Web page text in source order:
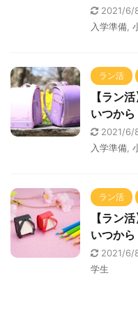
2021/6/
入学準備
ラン活
【ラン
いつか
2021/6/
入学準備
ラン活
【ラン
いつか
2021/6/
学生